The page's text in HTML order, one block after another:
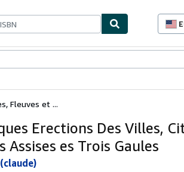
Fleuves et ...
Erections Des Villes,
Assises es Trois Gaules